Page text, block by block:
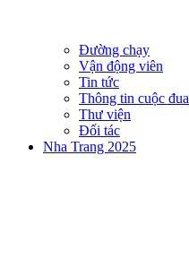
Đường chạy
Vận động viên
Tin tức
Thông tin cuộc đua
Thư viện
Đối tác
Nha Trang 2025